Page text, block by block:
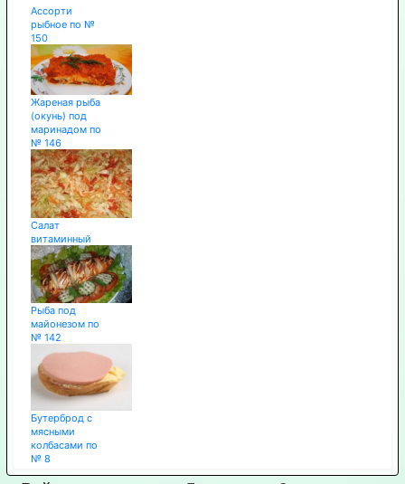
Ассорти
рыбное по №
150
Жареная рыба
(окунь) под
маринадом по
№ 146
Салат
витаминный
Рыба под
майонезом по
№ 142
Бутерброд с
мясными
колбасами по
№ 8